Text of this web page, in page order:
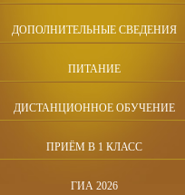
ДОПОЛНИТЕЛЬНЫЕ СВЕДЕНИЯ
ПИТАНИЕ
ДИСТАНЦИОННОЕ ОБУЧЕНИЕ
ПРИЁМ В 1 КЛАСС
ГИА 2026